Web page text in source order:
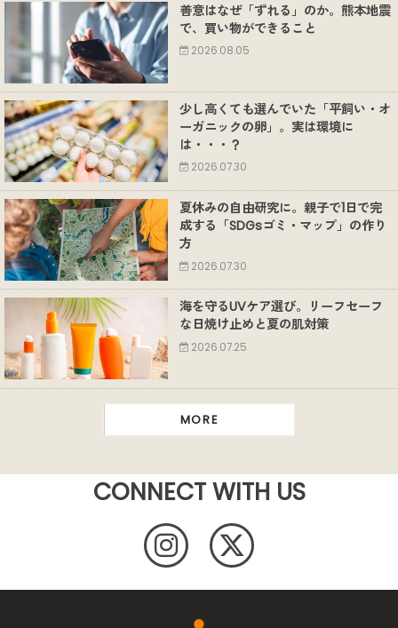
善意はなぜ「ずれる」のか。熊本地震
で、買い物ができること
2026.08.05
少し高くても選んでいた「平飼い・オ
ーガニックの卵」。実は環境に
は・・・？
2026.07.30
夏休みの自由研究に。親子で1日で完
成する「SDGsゴミ・マップ」の作り
方
2026.07.30
海を守るUVケア選び。リーフセーフ
な日焼け止めと夏の肌対策
2026.07.25
MORE
CONNECT WITH US